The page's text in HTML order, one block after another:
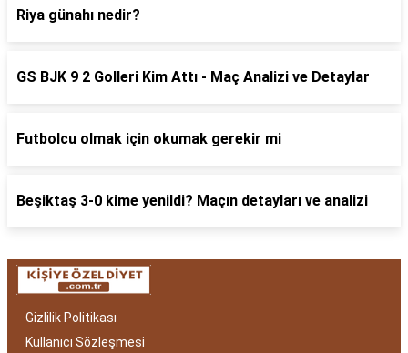
Riya günahı nedir?
GS BJK 9 2 Golleri Kim Attı - Maç Analizi ve Detaylar
Futbolcu olmak için okumak gerekir mi
Beşiktaş 3-0 kime yenildi? Maçın detayları ve analizi
Gizlilik Politikası
Kullanıcı Sözleşmesi